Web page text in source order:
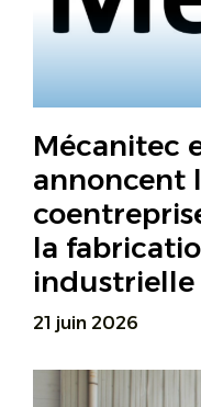
Mécanitec
annoncent
la
industrielle
21 juin 2026